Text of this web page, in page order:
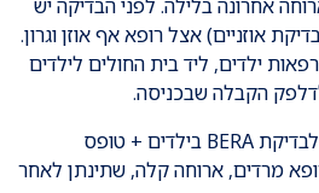
אחרונה בלילה. לפני הבדיקה יש
אוזניים) אצל רופא אף אוזן וגרון.
ילדים, ליד בית החולים לילדים
הקבלה שבכניסה.
נא להביא: טופס התחייבות לבדיקת BERA בילדים + טופס
מרדים, ארוחה קלה, שתינתן לאחר